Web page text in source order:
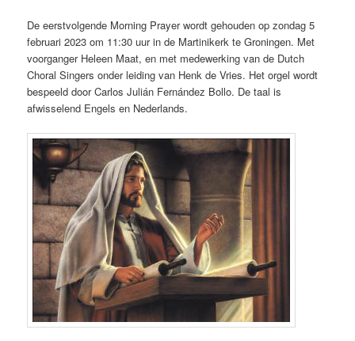
De eerstvolgende Morning Prayer wordt gehouden op zondag 5
februari 2023 om 11:30 uur in de Martinikerk te Groningen. Met
voorganger Heleen Maat, en met medewerking van de Dutch
Choral Singers onder leiding van Henk de Vries. Het orgel wordt
bespeeld door Carlos Julián Fernández Bollo. De taal is
afwisselend Engels en Nederlands.